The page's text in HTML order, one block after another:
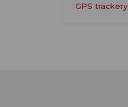
GPS trackery